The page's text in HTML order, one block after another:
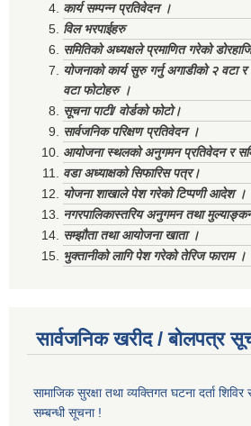
कार्य सम्पन्न प्रतिवेदन ।
विल भरपाईहरु
समितिको अध्यक्षले प्रमाणित गरेको
योजनाको कार्य सुरु गर्नु अगाडीको २ वटा
वटा फोटोहरु ।
सूचना पाटी/ वोर्डको फोटो।
सार्वजनिक परिक्षण प्रतिवेदन ।
आयोजना स्थलको अनुगमन प्रतिवेदन र
वडा अध्याक्षको सिफारिस पत्र।
योजना शाखाले पेश गरेको टिप्पणी आदेश ।
नगरपालिकास्तरिय अनुगमन तथा
सम्झौता तथा आयोजना खाता ।
भुक्तानीको लागि पेश गरेको तेरिज फाराम ।
सार्वजनिक खरीद / बोलपत्र
सामाजिक सुरक्षा तथा व्यक्तिगत घटना दर्ता
सम्बन्धी सूचना !